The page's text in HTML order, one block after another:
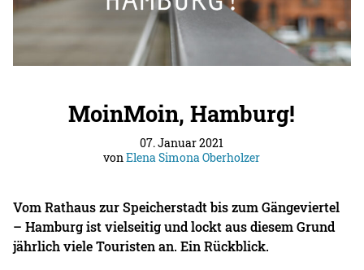
MoinMoin, Hamburg!
07. Januar 2021
vonElena Simona Oberholzer
Vom Rathaus zur Speicherstadt bis zum Gängeviertel
– Hamburg ist vielseitig und lockt aus diesem Grund
jährlich viele Touristen an. Ein Rückblick.